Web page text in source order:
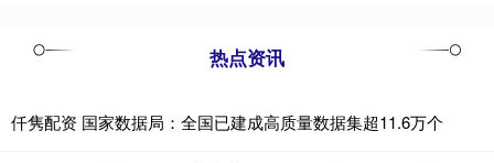
热点资讯
仟隽配资 国家数据局：全国已建成高质量数据集超11.6万个